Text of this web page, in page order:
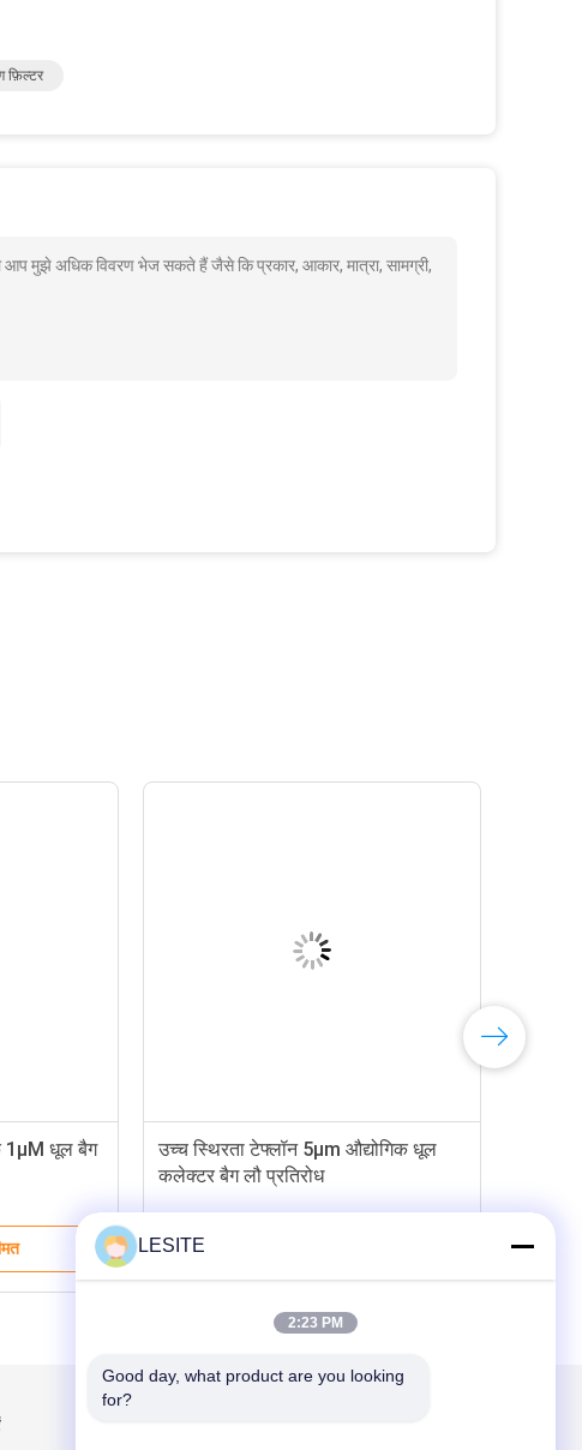
फ़िल्टर
आप मुझे अधिक विवरण भेज सकते हैं जैसे कि प्रकार, आकार, मात्रा, सामग्री,
1μM धूल बैग
उच्च स्थिरता टेफ्लॉन 5μm औद्योगिक धूल
कलेक्टर बैग लौ प्रतिरोध
LESITE
2:23 PM
Good day, what product are you looking
for?